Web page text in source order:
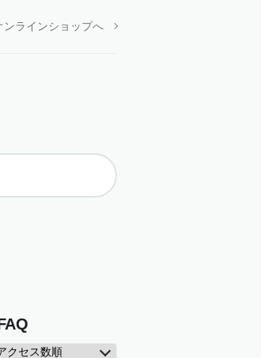
ンラインショップへ